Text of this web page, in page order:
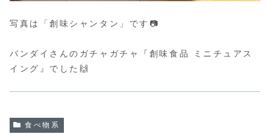
写真は「創味シャンタン」です📷
バンダイさんのガチャガチャ『創味食品 ミニチュアス
イング』 でした🙌
食べ物系